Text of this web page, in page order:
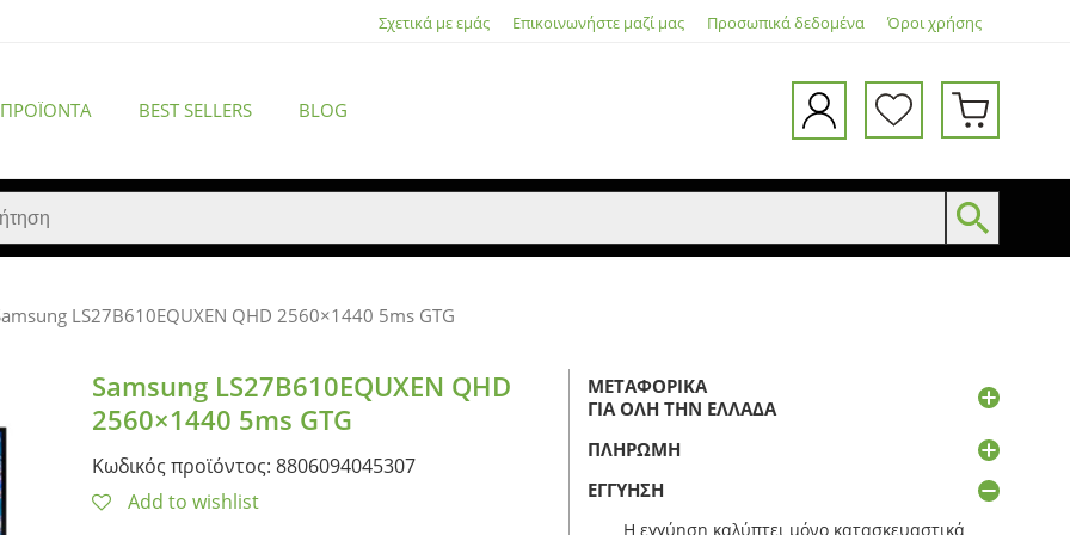
Σχετικά με εμάς Επικοινωνήστε μαζί μας Προσωπικά δεδομένα Όροι χρήσης
BEST SELLERS BLOG
ACCESSORIES
LS27B610EQUXEN QHD 2560×1440 5ms GTG
Samsung LS27B610EQUXEN QHD
2560×1440 5ms GTG
Κωδικός προϊόντος: 8806094045307
Add to wishlist
ΜΕΤΑΦΟΡΙΚΆ
ΓΙΑ ΌΛΗ ΤΗΝ ΕΛΛΆΔΑ
ΠΛΗΡΩΜΉ
ΕΓΓΎΗΣΗ
Η εγγύηση καλύπτει μόνο κατασκευαστικά